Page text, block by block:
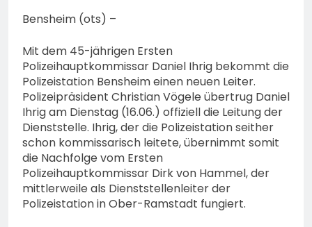
erbeten und Wer hat den
Fahrraddieb gesehen?
Bensheim (ots) –
Mit dem 45-jährigen Ersten
Polizeihauptkommissar Daniel Ihrig bekommt die
Polizeistation Bensheim einen neuen Leiter.
Polizeipräsident Christian Vögele übertrug Daniel
Ihrig am Dienstag (16.06.) offiziell die Leitung der
Dienststelle. Ihrig, der die Polizeistation seither
schon kommissarisch leitete, übernimmt somit
die Nachfolge vom Ersten
Polizeihauptkommissar Dirk von Hammel, der
mittlerweile als Dienststellenleiter der
Polizeistation in Ober-Ramstadt fungiert.